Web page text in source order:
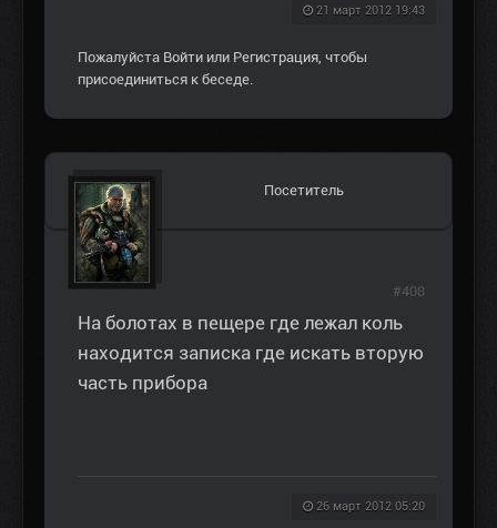
21 март 2012 19:43
Пожалуйста Войти или Регистрация, чтобы
присоединиться к беседе.
Посетитель
На болотах в пещере где лежал коль
находится записка где искать вторую
часть прибора
26 март 2012 05:20
#408